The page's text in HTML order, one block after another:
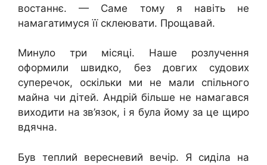
востаннє. — Саме тому я навіть не
намагатимуся її склеювати. Прощавай.
Минуло три місяці. Наше розлучення
оформили швидко, без довгих судових
суперечок, оскільки ми не мали спільного
майна чи дітей. Андрій більше не намагався
виходити на зв’язок, і я була йому за це щиро
вдячна.
Був теплий вересневий вечір. Я сиділа на